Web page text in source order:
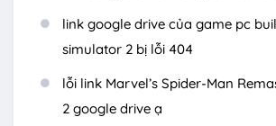
link google drive của game pc
simulator 2 bị lỗi 404
lỗi link Marvel’s Spider-Man
2 google drive ạ